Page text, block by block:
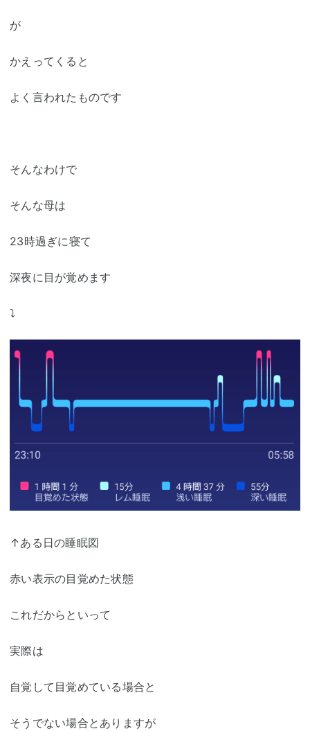
が
かえってくると
よく言われたものです
そんなわけで
そんな母は
23時過ぎに寝て
深夜に目が覚めます
⤵
↑ある日の睡眠図
赤い表示の目覚めた状態
これだからといって
実際は
自覚して目覚めている場合と
そうでない場合とありますが